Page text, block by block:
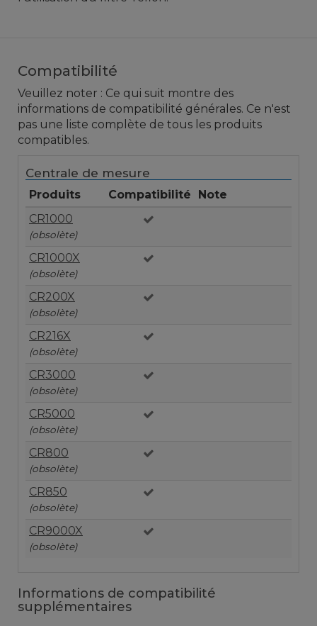
Compatibilité
Veuillez noter : Ce qui suit montre des
informations de compatibilité générales. Ce n'est
pas une liste complète de tous les produits
compatibles.
Centrale de mesure
Produits Compatibilité
Note
CR1000
(obsolète)
CR1000X
(obsolète)
CR200X
(obsolète)
CR216X
(obsolète)
CR3000
(obsolète)
CR5000
(obsolète)
CR800
(obsolète)
CR850
(obsolète)
CR9000X
(obsolète)
Informations de compatibilité
supplémentaires